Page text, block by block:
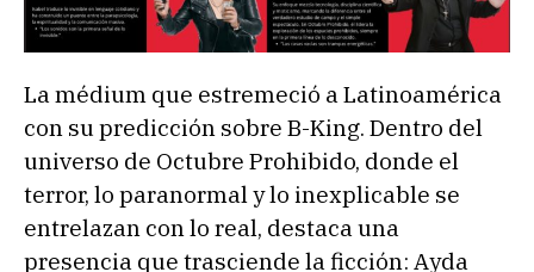
La médium que estremeció a Latinoamérica
con su predicción sobre B-King. Dentro del
universo de Octubre Prohibido, donde el
terror, lo paranormal y lo inexplicable se
entrelazan con lo real, destaca una
presencia que trasciende la ficción: Ayda